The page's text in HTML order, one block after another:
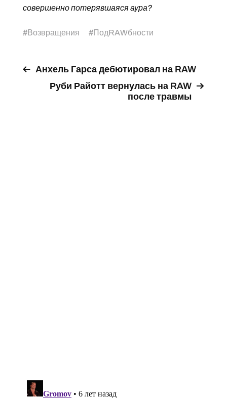
совершенно потерявшаяся аура?
#Возвращения #ПодRAWбности
Анхель Гарса дебютировал на RAW
Руби Райотт вернулась на RAW
после травмы